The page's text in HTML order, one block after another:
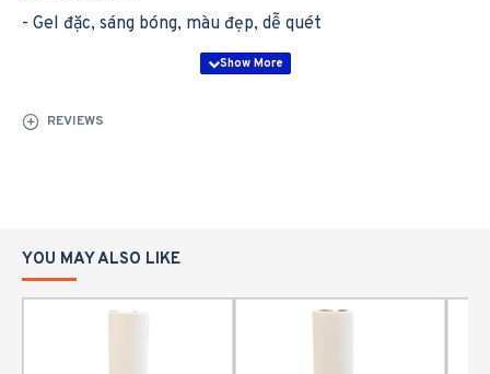
- Gel đặc, sáng bóng, màu đẹp, dễ quét
REVIEWS
YOU MAY ALSO LIKE